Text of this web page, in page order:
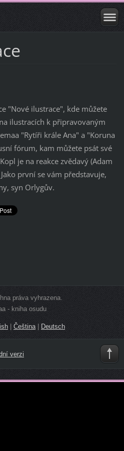
"Nové ilustrace", kde můžete
ilustracích k připravovaným
"Rytíři krále Ana" a "Koruna
fórum, kam můžete psát své
je na reakce zvědavý (Adam
první se vám představuje,
syn Orlygův.
práva vyhrazena.
- kniha osudu
| Čeština| Deutsch
verzi